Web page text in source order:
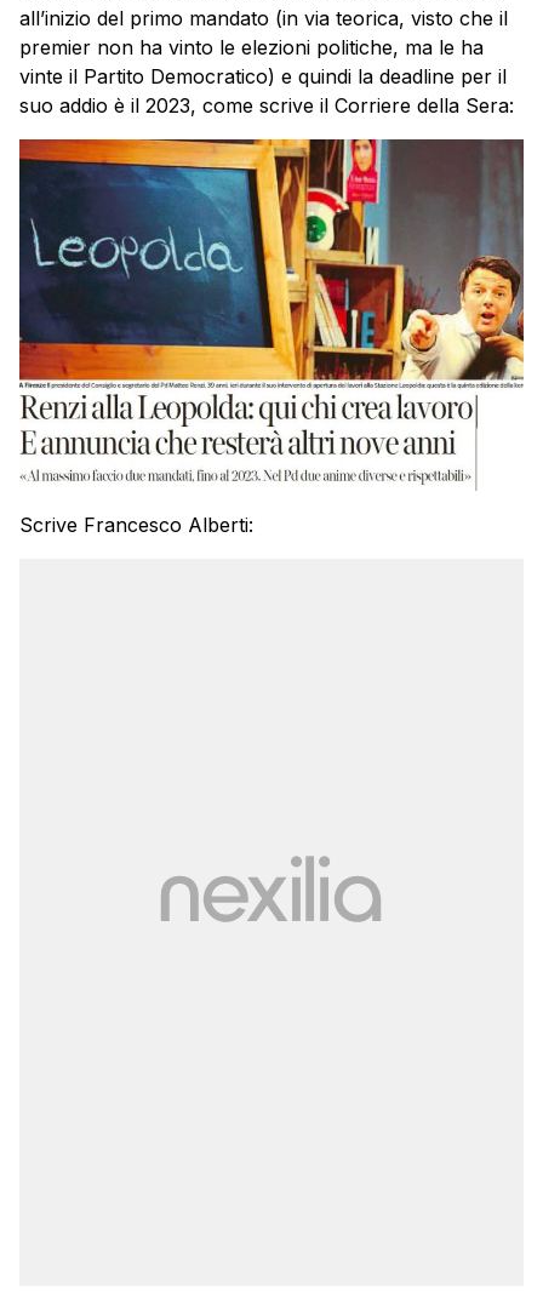
all’inizio del primo mandato (in via teorica, visto che il
premier non ha vinto le elezioni politiche, ma le ha
vinte il Partito Democratico) e quindi la deadline per il
suo addio è il 2023, come scrive il Corriere della Sera:
Scrive Francesco Alberti: